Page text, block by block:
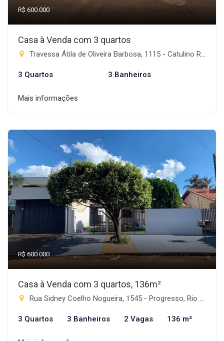
R$ 600.000
Casa à Venda com 3 quartos
Travessa Átila de Oliveira Barbosa, 1115 - Catulino Rodrigues de Lima, Rio Brilhante-MS
3 Quartos 3 Banheiros
Mais informações
R$ 600.000
Casa à Venda com 3 quartos, 136m²
Rua Sidney Coelho Nogueira, 1545 - Progresso, Rio Brilhante-MS
3 Quartos 3 Banheiros 2 Vagas 136 m²